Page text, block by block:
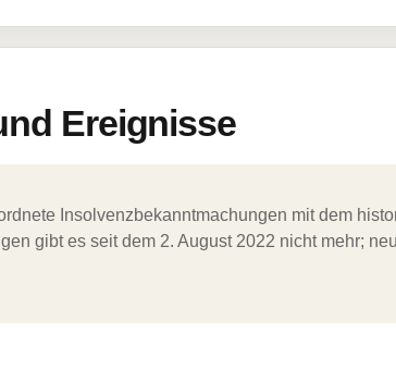
Ereignisse
Insolvenzbekanntmachungen mit dem
gibt es seit dem 2. August 2022 nicht mehr;